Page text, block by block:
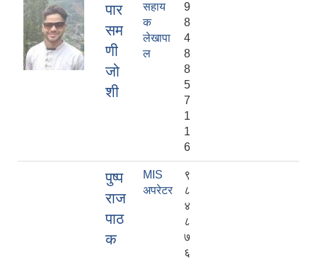
पार
सम
णी
जो
शी
सहाय
क
लेखापा
ल
9
8
4
8
8
5
7
1
1
6
पुष्प
राज
पाठ
क
MIS
अपरेटर
९
८
४
८
७
६